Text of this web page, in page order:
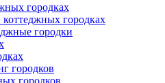
городках
городках
городки
городков
городков